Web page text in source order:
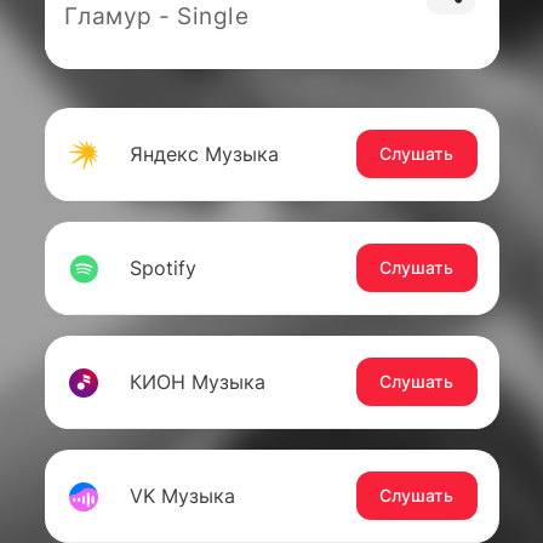
Гламур - Single
Яндекс Музыка Слушать
Spotify Слушать
КИОН Музыка Слушать
VK Музыка Слушать